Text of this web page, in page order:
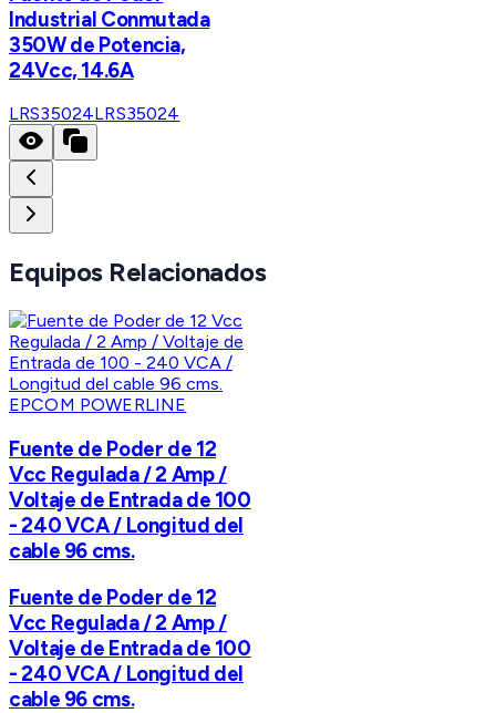
Industrial Conmutada
350W de Potencia,
24Vcc, 14.6A
LRS35024LRS35024
Equipos Relacionados
EPCOM POWERLINE
Fuente de Poder de 12
Vcc Regulada / 2 Amp /
Voltaje de Entrada de 100
- 240 VCA / Longitud del
cable 96 cms.
Fuente de Poder de 12
Vcc Regulada / 2 Amp /
Voltaje de Entrada de 100
- 240 VCA / Longitud del
cable 96 cms.